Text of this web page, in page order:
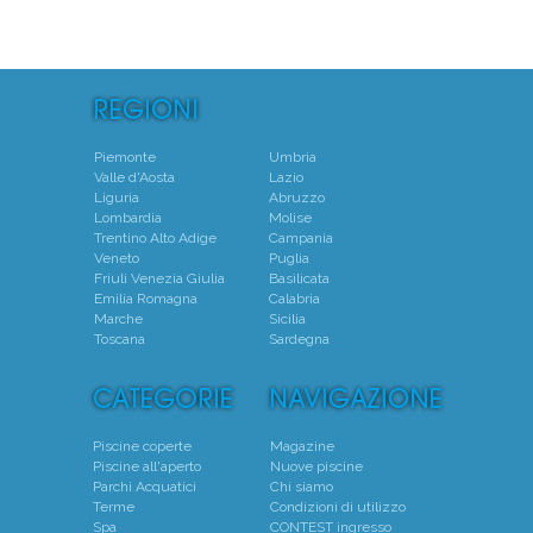
Piemonte
Valle d'Aosta
Liguria
Lombardia
Trentino Alto Adige
Veneto
Friuli Venezia Giulia
Emilia Romagna
Marche
Toscana
Umbria
Lazio
Abruzzo
Molise
Campania
Puglia
Basilicata
Calabria
Sicilia
Sardegna
Piscine coperte
Piscine all'aperto
Parchi Acquatici
Terme
Spa
Magazine
Nuove piscine
Chi siamo
Condizioni di utilizzo
CONTEST ingresso